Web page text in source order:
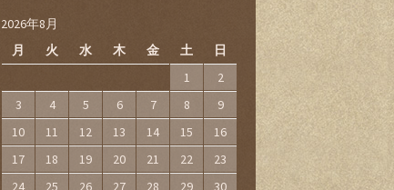
2026年8月
月
火 水 木 金 土 日
1
2
3
4 5 6 7 8
9
10
11 12 13 14 15
16
17
18 19 20 21 22
23
24
25 26 27 28 29
30